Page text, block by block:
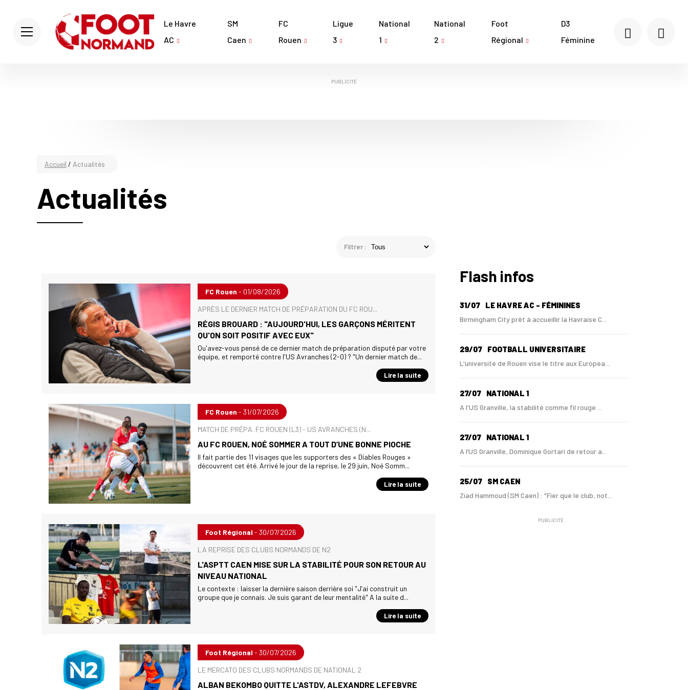
Le Havre
AC
SM
Caen
FC
Rouen
Ligue
3
National
1
National
2
Foot
Régional
D3
Féminine
PUBLICITÉ
Accueil / Actualités
Actualités
Filtrer :
FC Rouen - 01/08/2026
APRÈS LE DERNIER MATCH DE PRÉPARATION DU FC ROU...
RÉGIS BROUARD : "AUJOURD'HUI, LES GARÇONS MÉRITENT
QU'ON SOIT POSITIF AVEC EUX"
Qu'avez-vous pensé de ce dernier match de préparation disputé par votre
équipe, et remporté contre l'US Avranches (2-0) ? "Un dernier match de...
Lire la suite
FC Rouen - 31/07/2026
MATCH DE PRÉPA. FC ROUEN (L3) - US AVRANCHES (N...
AU FC ROUEN, NOÉ SOMMER A TOUT D’UNE BONNE PIOCHE
Il fait partie des 11 visages que les supporters des « Diables Rouges »
découvrent cet été. Arrivé le jour de la reprise, le 29 juin, Noé Somm...
Lire la suite
Foot Régional - 30/07/2026
LA REPRISE DES CLUBS NORMANDS DE N2
L'ASPTT CAEN MISE SUR LA STABILITÉ POUR SON RETOUR AU
NIVEAU NATIONAL
Le contexte : laisser la dernière saison derrière soi "J’ai construit un
groupe que je connais. Je suis garant de leur mentalité" A la suite d...
Lire la suite
Foot Régional - 30/07/2026
LE MERCATO DES CLUBS NORMANDS DE NATIONAL 2
ALBAN BEKOMBO QUITTE L'ASTDV, ALEXANDRE LEFEBVRE
Flash infos
31/07 LE HAVRE AC - FÉMININES
Birmingham City prêt à accueillir la Havraise C...
29/07 FOOTBALL UNIVERSITAIRE
L'université de Rouen vise le titre aux Europea...
27/07 NATIONAL 1
A l'US Granville, la stabilité comme fil rouge ...
27/07 NATIONAL 1
A l’US Granville, Dominique Gortari de retour a...
25/07 SM CAEN
Ziad Hammoud (SM Caen) : "Fier que le club, not...
SM CAEN - MERCATO
PUBLICITÉ